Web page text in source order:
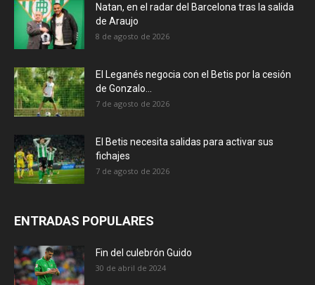
Natan, en el radar del Barcelona tras la salida
de Araujo
8 de agosto de 2026
El Leganés negocia con el Betis por la cesión
de Gonzalo...
7 de agosto de 2026
El Betis necesita salidas para activar sus
fichajes
7 de agosto de 2026
ENTRADAS POPULARES
Fin del culebrón Guido
30 de abril de 2024